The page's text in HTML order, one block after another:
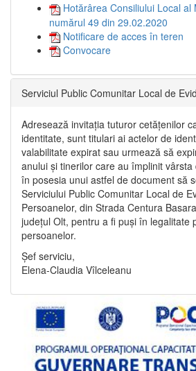
Hotărârea Consiliului Local al
numărul 49 din 29.02.2020
Notificare de acces în teren
Convocare
Serviciul Public Comunitar Local de
Adresează invitația tuturor cetățenilor
identitate, sunt titulari ai actelor de
valabilitate expirat sau urmează să
anului și tinerilor care au împlinit
în posesia unui astfel de document să
Serviciului Public Comunitar Local de
Persoanelor, din Strada Centura
județul Olt, pentru a fi puși în legalitate
persoanelor.
Șef serviciu,
Elena-Claudia Vîlceleanu